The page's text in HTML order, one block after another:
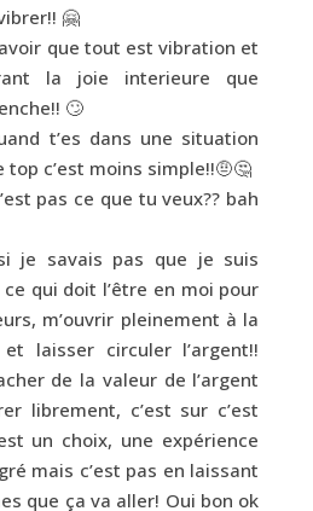
🤗
que tout est vibration et
la joie interieure que
🙄
t’es dans une situation
top c’est moins simple!!🤨🤔
pas ce que tu veux?? bah
je savais pas que je suis
qui doit l’être en moi pour
m’ouvrir pleinement à la
laisser circuler l’argent!!
de la valeur de l’argent
librement, c’est sur c’est
un choix, une expérience
mais c’est pas en laissant
que ça va aller! Oui bon ok